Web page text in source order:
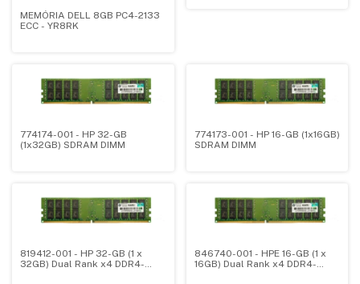
MEMÓRIA DELL 8GB PC4-2133
ECC - YR8RK
774174-001 - HP 32-GB
(1x32GB) SDRAM DIMM
774173-001 - HP 16-GB (1x16GB)
SDRAM DIMM
819412-001 - HP 32-GB (1 x
32GB) Dual Rank x4 DDR4-
846740-001 - HPE 16-GB (1 x
16GB) Dual Rank x4 DDR4-